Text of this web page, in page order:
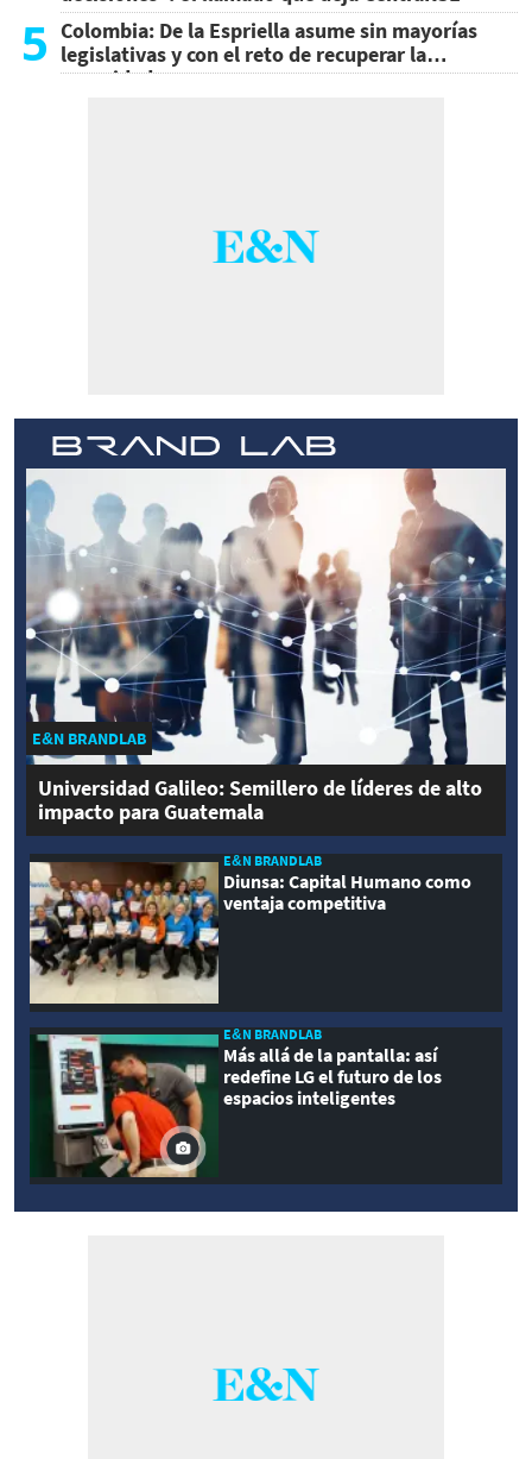
5 Colombia: De la Espriella asume sin mayorías
legislativas y con el reto de recuperar la
seguridad
E&N BRANDLAB
Universidad Galileo: Semillero de líderes de alto
impacto para Guatemala
E&N BRANDLAB
Diunsa: Capital Humano como
ventaja competitiva
E&N BRANDLAB
Más allá de la pantalla: así
redefine LG el futuro de los
espacios inteligentes